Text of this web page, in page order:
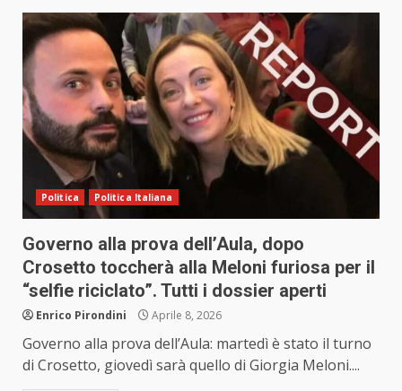
Politica Politica Italiana
Governo alla prova dell’Aula, dopo
Crosetto toccherà alla Meloni furiosa per il
“selfie riciclato”. Tutti i dossier aperti
Enrico Pirondini Aprile 8, 2026
Governo alla prova dell’Aula: martedì è stato il turno
di Crosetto, giovedì sarà quello di Giorgia Meloni....